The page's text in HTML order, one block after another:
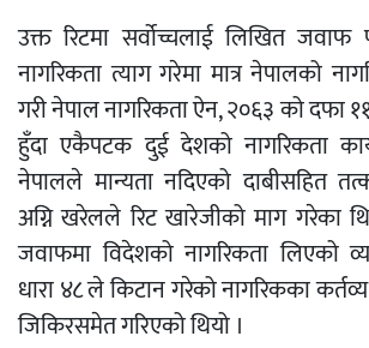
उक्त रिटमा सर्वोच्चलाई लिखित
नागरिकता त्याग गरेमा मात्र नेपालको
गरी नेपाल नागरिकता ऐन, २०६३ को दफा
हुँदा एकैपटक दुई देशको नागरिकता
नेपालले मान्यता नदिएको दाबीसहित
अग्नि खरेलले रिट खारेजीको माग गरेका
जवाफमा विदेशको नागरिकता लिएको
धारा ४८ ले किटान गरेको नागरिकका
जिकिरसमेत गरिएको थियो ।